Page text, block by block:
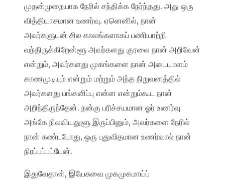
முதன்முறையாக நேரில் சந்திக்க நேர்ந்தது. அது ஒரு
வித்தியாசமான உணர்வு. ஏனெனில், நான்
அவர்களுடன் சில காலங்களாகப் பணியாற்றி
வந்திருக்கிறேன்ளூ அவர்களது குரலை நான் அறிவேன்
என்றும், அவர்களது முகங்களை நான் அடையாளம்
காணமுடியும் என்றும் மற்றும் அந்த நிறுவனத்தில்
அவர்களது பங்களிப்பு என்ன என்றும்கூட நான்
அறிந்திருந்தேன். நன்கு பரிச்சயமான ஓர் உணர்வு
அங்கே நிலவியதுளூ இருப்பினும், அவர்களை நேரில்
நான் கண்டபோது, ஒரு புதுவிதமான உணர்வால் நான்
நிரப்பப்பட்டேன்.
இதுவேதான், இயேசுவை முகமுகமாய்ப்